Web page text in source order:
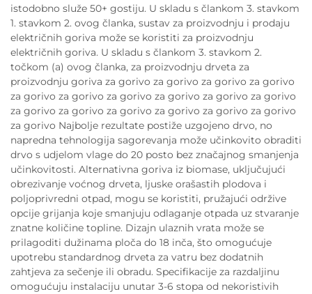
istodobno služe 50+ gostiju. U skladu s člankom 3. stavkom
1. stavkom 2. ovog članka, sustav za proizvodnju i prodaju
električnih goriva može se koristiti za proizvodnju
električnih goriva. U skladu s člankom 3. stavkom 2.
točkom (a) ovog članka, za proizvodnju drveta za
proizvodnju goriva za gorivo za gorivo za gorivo za gorivo
za gorivo za gorivo za gorivo za gorivo za gorivo za gorivo
za gorivo za gorivo za gorivo za gorivo za gorivo za gorivo
za gorivo Najbolje rezultate postiže uzgojeno drvo, no
napredna tehnologija sagorevanja može učinkovito obraditi
drvo s udjelom vlage do 20 posto bez značajnog smanjenja
učinkovitosti. Alternativna goriva iz biomase, uključujući
obrezivanje voćnog drveta, ljuske orašastih plodova i
poljoprivredni otpad, mogu se koristiti, pružajući održive
opcije grijanja koje smanjuju odlaganje otpada uz stvaranje
znatne količine topline. Dizajn ulaznih vrata može se
prilagoditi dužinama ploča do 18 inča, što omogućuje
upotrebu standardnog drveta za vatru bez dodatnih
zahtjeva za sečenje ili obradu. Specifikacije za razdaljinu
omogućuju instalaciju unutar 3-6 stopa od nekoristivih